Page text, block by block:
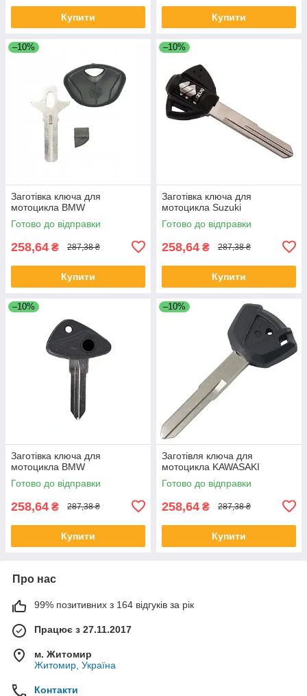
Купити Купити
–10%
Заготівка ключа для
мотоцикла BMW
Готово до відправки
258,64 ₴ 287,38 ₴
Купити
–10%
Заготівка ключа для
мотоцикла Suzuki
Готово до відправки
258,64 ₴ 287,38 ₴
Купити
–10%
Заготівка ключа для
мотоцикла BMW
Готово до відправки
258,64 ₴ 287,38 ₴
Купити
–10%
Заготівля ключа для
мотоцикла KAWASAKI
Готово до відправки
258,64 ₴ 287,38 ₴
Купити
Про нас
99% позитивних з 164 відгуків за рік
Працює з 27.11.2017
м. Житомир
Житомир, Україна
Контакти